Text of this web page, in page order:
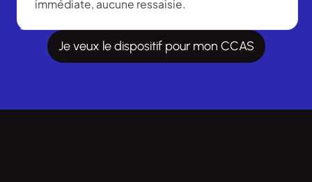
immédiate, aucune ressaisie.
Je veux le dispositif pour mon CCAS